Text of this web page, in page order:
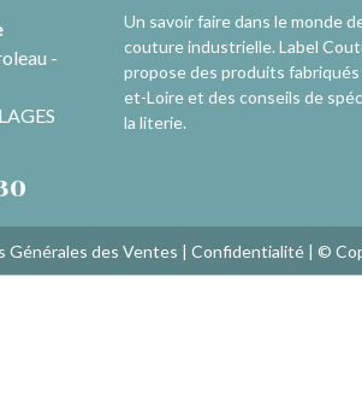
-
Un savoir faire dans le monde
couture industrielle. Label
propose des produits fabriqués
et-Loire et des conseils de
la literie.
Générales des Ventes | Confidentialité| ©